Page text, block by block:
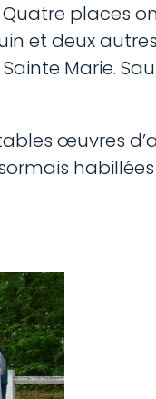
places
et deux autres
Marie.
œuvres